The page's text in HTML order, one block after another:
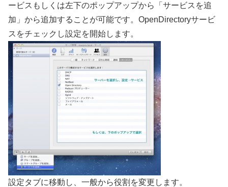
ービスもしくは左下のポップアップから「サービスを追
加」から追加することが可能です。OpenDirectoryサービ
スをチェックし設定を開始します。
設定タブに移動し、一般から役割を変更します。